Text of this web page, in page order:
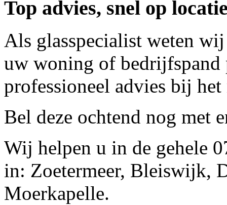
Top advies, snel op
Als glasspecialist weten
uw woning of bedrijfspand
professioneel advies bij
Bel deze ochtend nog met
Wij helpen u in de gehele
in: Zoetermeer, Bleiswijk,
Moerkapelle.